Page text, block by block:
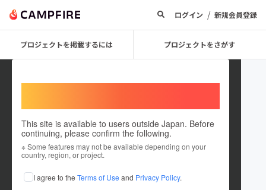
ログイン / 新規会員登録
プロジェクトを掲載するには プロジェクトをさがす
This site is available to users outside Japan. Before
continuing, please confirm the following.
※ Some features may not be available depending on your
country, region, or project.
I agree to the Terms of Use and Privacy Policy.
rei yuuki
これまでに2件のプロジェクトを投稿しています